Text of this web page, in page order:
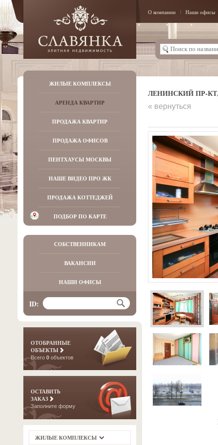
О компании Наши офисы
ЖИЛЫЕ КОМПЛЕКСЫ
АРЕНДА КВАРТИР
ПРОДАЖА КВАРТИР
ПРОДАЖА ОФИСОВ
ПЕНТХАУСЫ МОСКВЫ
НАШЕ ВИДЕО ПРО ЖК
ПРОДАЖА КОТТЕДЖЕЙ
ПОДБОР ПО КАРТЕ
СОБСТВЕННИКАМ
ВАКАНСИИ
НАШИ ОФИСЫ
ID:
ОТОБРАННЫЕ
ОБЪЕКТЫ
Всего 0 объектов
ОСТАВИТЬ
ЗАКАЗ
Заполните форму
ЖИЛЫЕ КОМПЛЕКСЫ
ЛЕНИНСКИЙ ПР-КТ,
« вернуться